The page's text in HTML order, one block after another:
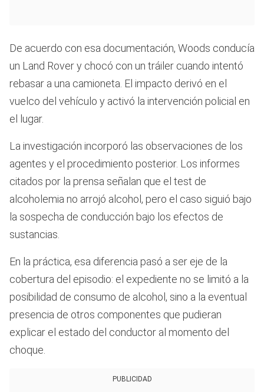
De acuerdo con esa documentación, Woods conducía
un Land Rover y chocó con un tráiler cuando intentó
rebasar a una camioneta. El impacto derivó en el
vuelco del vehículo y activó la intervención policial en
el lugar.
La investigación incorporó las observaciones de los
agentes y el procedimiento posterior. Los informes
citados por la prensa señalan que el test de
alcoholemia no arrojó alcohol, pero el caso siguió bajo
la sospecha de conducción bajo los efectos de
sustancias.
En la práctica, esa diferencia pasó a ser eje de la
cobertura del episodio: el expediente no se limitó a la
posibilidad de consumo de alcohol, sino a la eventual
presencia de otros componentes que pudieran
explicar el estado del conductor al momento del
choque.
PUBLICIDAD